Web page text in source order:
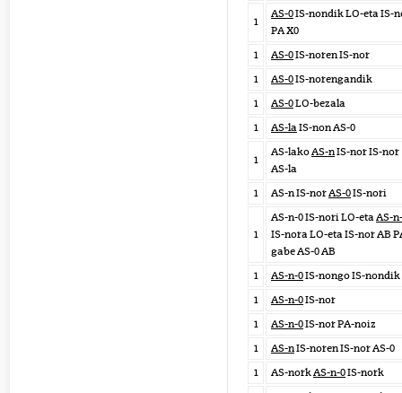
1
AS-0IS-nondik LO-eta IS-
PA X0
1
AS-0IS-noren IS-nor
1
AS-0IS-norengandik
1
AS-0LO-bezala
1
AS-laIS-non AS-0
1
AS-lakoAS-nIS-nor IS-nor
AS-la
1
AS-n IS-norAS-0IS-nori
1
AS-n-0 IS-nori LO-etaAS-
IS-nora LO-eta IS-nor AB
gabe AS-0 AB
1
AS-n-0IS-nongo IS-nondik
1
AS-n-0IS-nor
1
AS-n-0IS-nor PA-noiz
1
AS-nIS-noren IS-nor AS-0
1
AS-norkAS-n-0IS-nork